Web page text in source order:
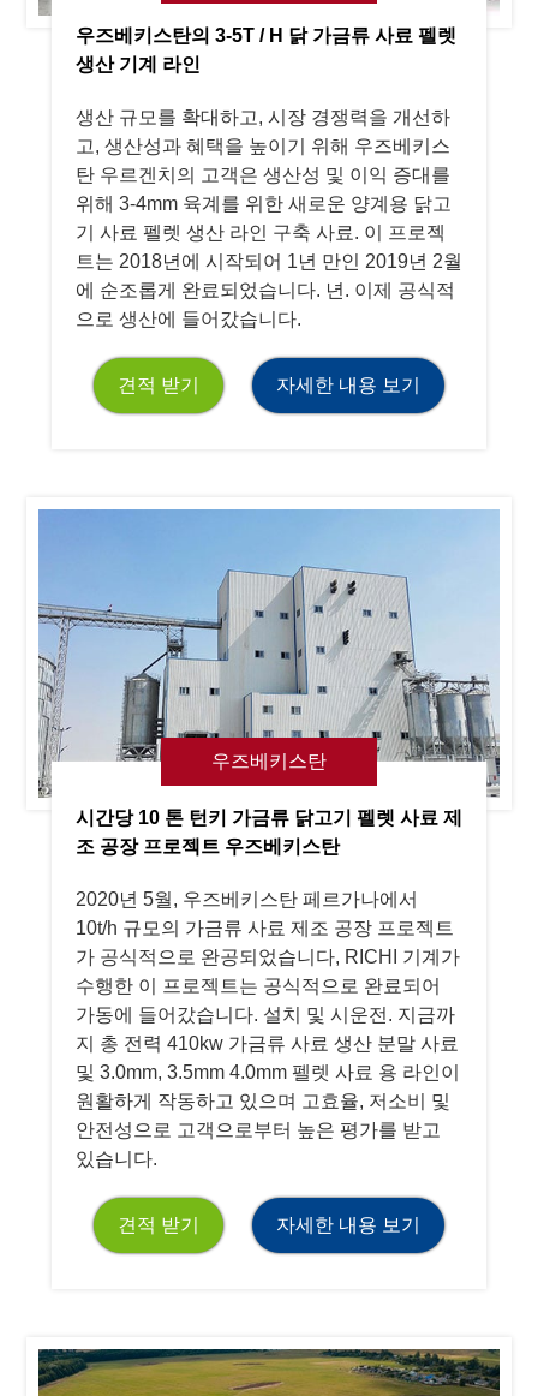
우즈베키스탄의 3-5T / H 닭 가금류 사료 펠렛
생산 기계 라인
생산 규모를 확대하고, 시장 경쟁력을 개선하
고, 생산성과 혜택을 높이기 위해 우즈베키스
탄 우르겐치의 고객은 생산성 및 이익 증대를
위해 3-4mm 육계를 위한 새로운 양계용 닭고
기 사료 펠렛 생산 라인 구축 사료. 이 프로젝
트는 2018년에 시작되어 1년 만인 2019년 2월
에 순조롭게 완료되었습니다. 년. 이제 공식적
으로 생산에 들어갔습니다.
견적 받기 자세한 내용 보기
우즈베키스탄
시간당 10 톤 턴키 가금류 닭고기 펠렛 사료 제
조 공장 프로젝트 우즈베키스탄
2020년 5월, 우즈베키스탄 페르가나에서
10t/h 규모의 가금류 사료 제조 공장 프로젝트
가 공식적으로 완공되었습니다, RICHI 기계가
수행한 이 프로젝트는 공식적으로 완료되어
가동에 들어갔습니다. 설치 및 시운전. 지금까
지 총 전력 410kw 가금류 사료 생산 분말 사료
및 3.0mm, 3.5mm 4.0mm 펠렛 사료 용 라인이
원활하게 작동하고 있으며 고효율, 저소비 및
안전성으로 고객으로부터 높은 평가를 받고
있습니다.
견적 받기 자세한 내용 보기